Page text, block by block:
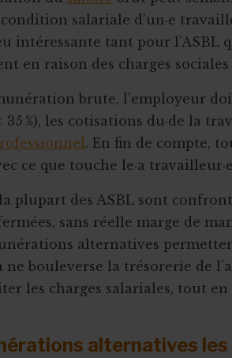
salariale d’un·e
intéressante tant pour l’ASBL
en raison des charges sociales
brute, l’employeur
%), les cotisations du·de la
. En fin de compte,
ce que touche le·a
plupart des ASBL sont
sans réelle marge de
alternatives
ne bouleverse la trésorerie de
les charges salariales, tout
alternatives